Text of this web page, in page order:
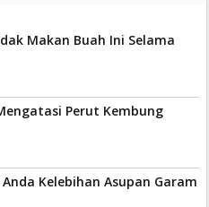
Makan Buah Ini Selama
Perut Kembung
Kelebihan Asupan Garam